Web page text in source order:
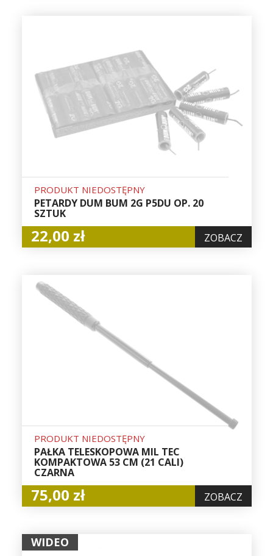
PRODUKT NIEDOSTĘPNY
PETARDY DUM BUM 2G P5DU OP. 20
SZTUK
22,00 zł ZOBACZ
PRODUKT NIEDOSTĘPNY
PAŁKA TELESKOPOWA MIL TEC
KOMPAKTOWA 53 CM (21 CALI)
CZARNA
75,00 zł ZOBACZ
WIDEO